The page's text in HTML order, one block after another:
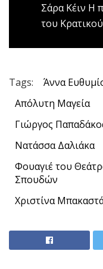
Σάρα Κέιν Η
του
Tags: Άννα
Απόλυτη Μαγεία
Γιώργος
Νατάσσα Δαλιάκα
Φουαγιέ του
Σπουδών
Χριστίνα